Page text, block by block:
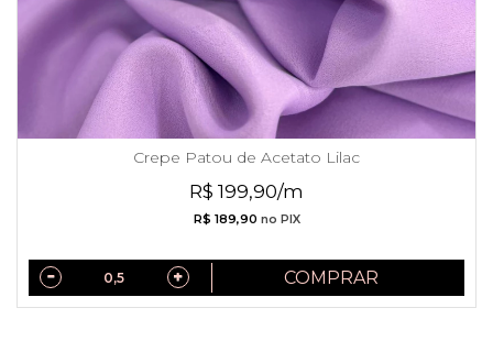
Crepe Patou de Acetato Lilac
R$ 199,90/m
R$ 189,90 no PIX
COMPRAR